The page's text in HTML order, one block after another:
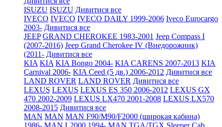
ISUZU ISUZU Дивитися все
IVECO IVECO IVECO DAILY 1999-2006 Iveco Eurocargo
2003- Дивитися все
JEEP GRAND CHEROKEE 1983-2001 Jeep Compass I
(2007-2016) Jeep Grand Cherokee IV (Внедорожник)
(2011- Дивитися все
KIA KIA KIA Bongo 2004- KIA CARENS 2007-2013 KIA
Carnival 2006- KIA Ceed (5 дв.) 2006-2012 Дивитися все
LAND ROVER LAND ROVER Дивитися все
LEXUS LEXUS LEXUS ES 350 2006-2012 LEXUS GX
470 2002-2009 LEXUS LX470 2001-2008 LEXUS LX570
2008-2015 Дивитися все
MAN MAN MAN F90/M90/F2000 (широкая кабина)
1986- MAN L2000 1994- MAN TGA/TGX Sleeper Cab